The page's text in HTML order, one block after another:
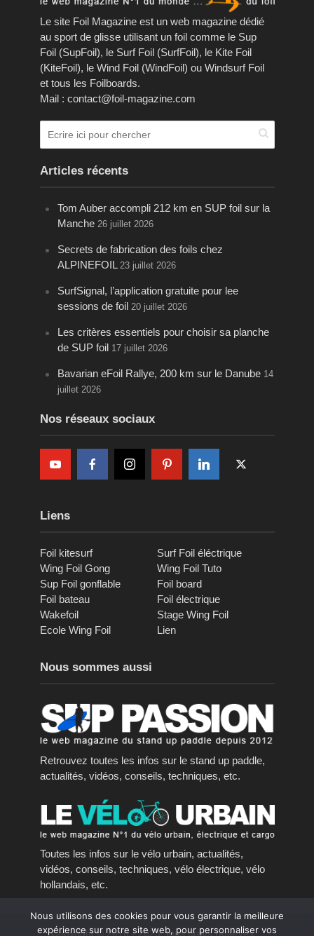
Le site Foil Magazine est un web magazine dédié
au sport de glisse utilisant un foil comme le Sup
Foil (SupFoil), le Surf Foil (SurfFoil), le Kite Foil
(KiteFoil), le Wind Foil (WindFoil) ou Windsurf Foil
et tous les Foilboards.
Mail : contact@foil-magazine.com
Articles récents
Tom Auber accompli 212 km en SUP foil sur la
Manche 26 juillet 2026
Secrets de fabrication des foils chez
ALPINEFOIL 23 juillet 2026
SurfSignal, l’application gratuite pour lee
sessions de foil 20 juillet 2026
Les critères essentiels pour choisir sa planche
de SUP foil 17 juillet 2026
Bavarian eFoil Rallye, 200 km sur le Danube 14
juillet 2026
Nos réseaux sociaux
Liens
Foil kitesurf
Surf Foil éléctrique
Wing Foil Gong
Wing Foil Tuto
Sup Foil gonflable
Foil board
Foil bateau
Foil électrique
Wakefoil
Stage Wing Foil
Ecole Wing Foil
Lien
Nous sommes aussi
Retrouvez toutes les infos sur le stand up paddle,
actualités, vidéos, conseils, techniques, etc.
Toutes les infos sur le vélo urbain, actualités,
vidéos, conseils, techniques, vélo électrique, vélo
hollandais, etc.
Copyright © 2016 - 2023, tous droits réservés.
Nous utilisons des cookies pour vous garantir la meilleure
expérience sur notre site web, pour personnaliser vos